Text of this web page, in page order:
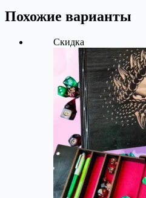
Похожие варианты
Скидка